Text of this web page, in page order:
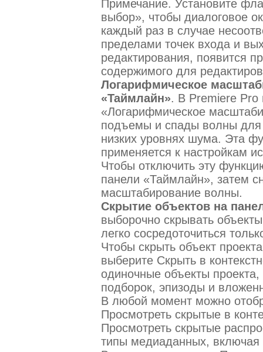
Примечание. Установите
выбор», чтобы диалоговое
каждый раз в случае
пределами точек входа и
редактирования, появится
содержимого для
Логарифмическое
«Таймлайн». В Premiere Pro
«Логарифмическое
подъемы и спады волны для
низких уровнях шума. Эта
применяется к настройкам
Чтобы отключить эту
панели «Таймлайн», затем
масштабирование волны.
Скрытие объектов на
выборочно скрывать
легко сосредоточиться
Чтобы скрыть объект
выберите Скрыть в
одиночные объекты
подборок, эпизоды и
В любой момент можно
Просмотреть скрытые в
Просмотреть скрытые
типы медиаданных, включая